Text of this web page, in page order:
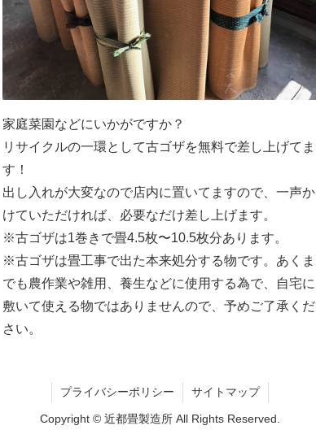
家庭菜園などにいかがですか？
リサイクルの一環として古ゴザを無料で差し上げてま
す！
出し入れが大変なので店内に置いてますので、一声か
けていただければ、必要なだけ差し上げます。
※古ゴザは1巻きで畳4.5枚〜10.5枚分あります。
※古ゴザは畳工事で出た本来処分する物です。あくま
でも農作業や雑用、養生などに使用する為で、自宅に
敷いて使える物ではありませんので、予めご了承くだ
さい。
プライバシーポリシー サイトマップ
Copyright © 近都畳製造所 All Rights Reserved.